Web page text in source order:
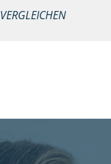
VERGLEICHEN